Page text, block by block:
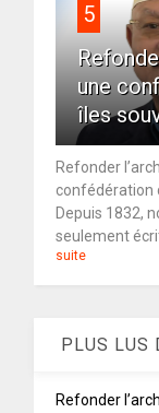
5
une
îles
Refonder
confédération
Depuis 1832,
seulement
suite
PLUS LUS
Refonder